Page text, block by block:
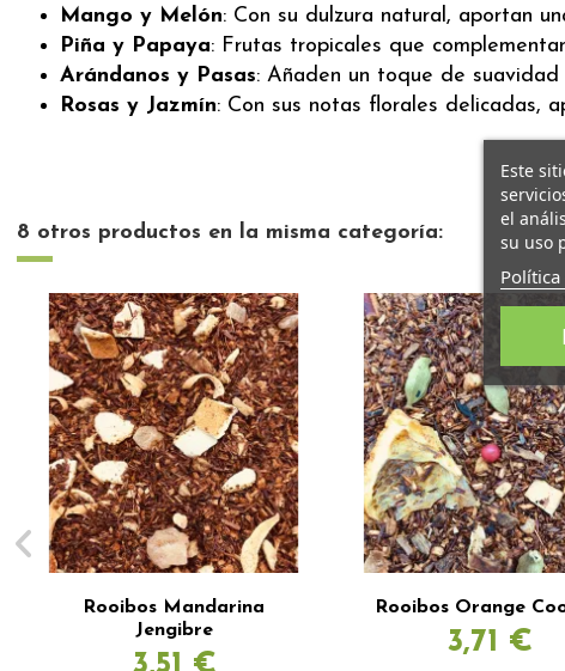
Mango y Melón: Con su dulzura natural, aportan
Piña y Papaya: Frutas tropicales que
Arándanos y Pasas: Añaden un toque de
Rosas y Jazmín: Con sus notas florales delicadas,
8 otros productos en la misma categoría:
Rooibos Mandarina
Jengibre
Rooibos Orange
3,71 €
Este
el
su uso
Política